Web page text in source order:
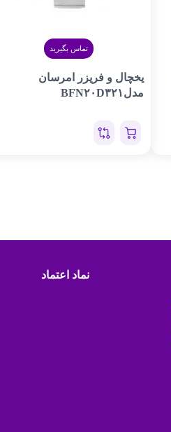
تماس بگیرید
یخچال و فریزر امرسان
مدلBFN۲۰D۳۲۱
نماد اعتماد